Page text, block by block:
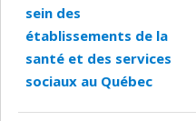
sein des
établissements de la
santé et des services
sociaux au Québec